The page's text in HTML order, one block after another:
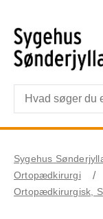
Sygehus
Ortopædkirurgi
Ortopædkirurgisk,